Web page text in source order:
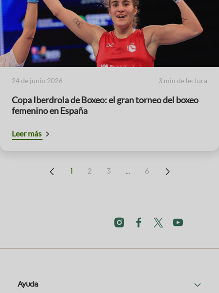
24 de junio 2026 3 min de lectura
Copa Iberdrola de Boxeo: el gran torneo del boxeo
femenino en España
Leer más
1 2 3 ... 6
Ayuda